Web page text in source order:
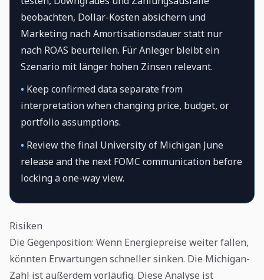
beobachten, Dollar-Kosten absichern und
Marketing nach Amortisationsdauer statt nur
nach ROAS beurteilen. Für Anleger bleibt ein
Szenario mit länger hohen Zinsen relevant.
• Keep confirmed data separate from
interpretation when changing price, budget, or
portfolio assumptions.
• Review the final University of Michigan June
release and the next FOMC communication before
locking a one-way view.
Risiken
Die Gegenposition: Wenn Energiepreise weiter fallen,
könnten Erwartungen schneller sinken. Die Michigan-
Zahl ist außerdem vorläufig. Diese Analyse ist